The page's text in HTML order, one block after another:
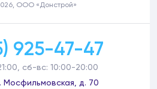
ООО «Донстрой»
925-47-47
сб-вс: 10:00-20:00
Мосфильмовская, д. 70